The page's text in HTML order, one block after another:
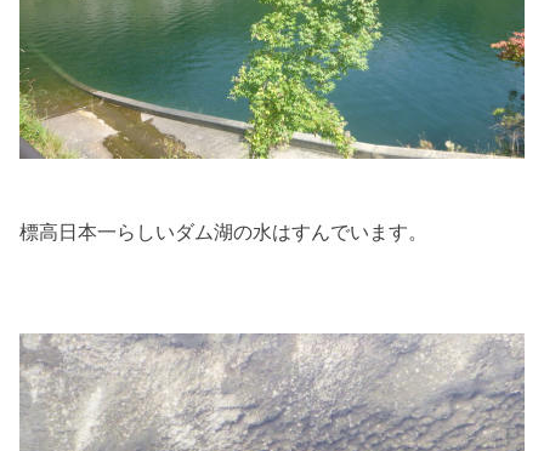
標高日本一らしいダム湖の水はすんでいます。